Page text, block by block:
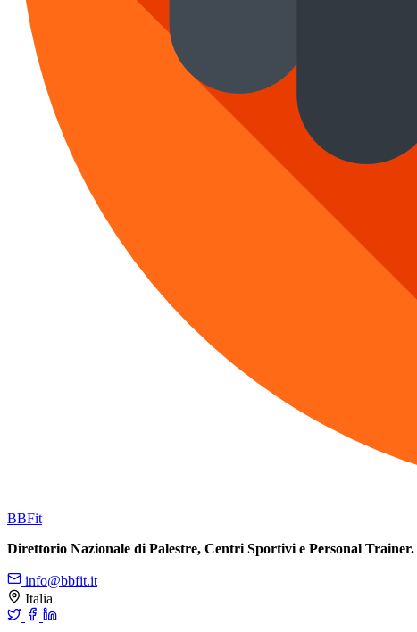
BBFit
Direttorio Nazionale di Palestre, Centri Sportivi e Personal Trainer.
info@bbfit.it
Italia